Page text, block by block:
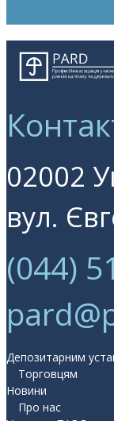
02002
вул.
(044)
Депозитарним
Торговцям
Новини
Про нас